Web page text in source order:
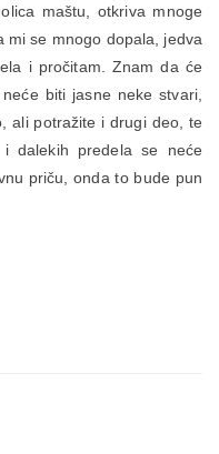
maštu, otkriva mnoge
se mnogo dopala, jedva
i pročitam. Znam da će
biti jasne neke stvari,
ali potražite i drugi deo, te
i dalekih predela se neće
priču, onda to bude pun